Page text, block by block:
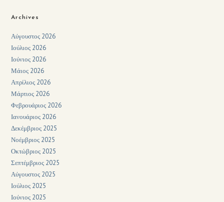
Archives
Αύγουστος 2026
Ιούλιος 2026
Ιούνιος 2026
Μάιος 2026
Απρίλιος 2026
Μάρτιος 2026
Φεβρουάριος 2026
Ιανουάριος 2026
Δεκέμβριος 2025
Νοέμβριος 2025
Οκτώβριος 2025
Σεπτέμβριος 2025
Αύγουστος 2025
Ιούλιος 2025
Ιούνιος 2025